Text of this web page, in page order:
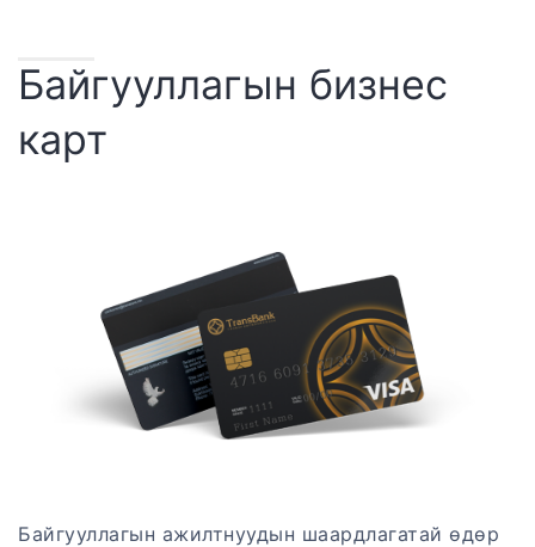
Байгууллагын бизнес
карт
Байгууллагын ажилтнуудын шаардлагатай өдөр